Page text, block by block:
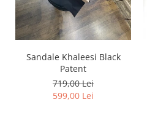
Sandale Khaleesi Black
Patent
719,00 Lei
599,00 Lei